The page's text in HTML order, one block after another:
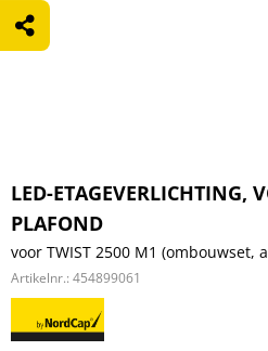
LED-ETAGEVERLICHTING,
PLAFOND
voor TWIST 2500 M1 (ombouwset,
Artikelnr.: 454899061